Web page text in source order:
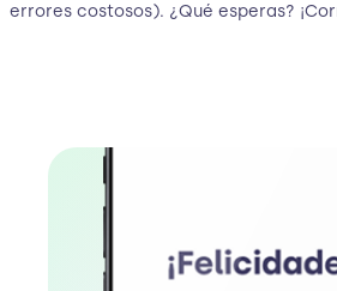
errores costosos). ¿Qué esperas?